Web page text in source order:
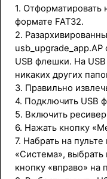
1.
формате FAT32.
2.
usb_upgrade_app.AP
USB флешки. На
никаких других
3. Правильно
4. Подключить USB
5. Включить
6. Нажать кнопку
7. Набрать на
«Система»,
кнопку «вправо» на